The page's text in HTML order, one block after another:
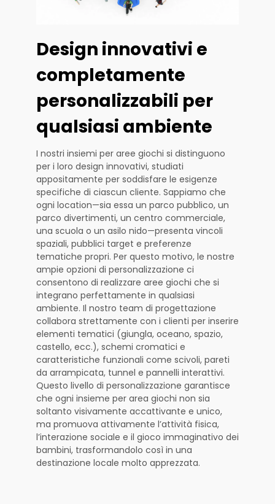
Design innovativi e
completamente
personalizzabili per
qualsiasi ambiente
I nostri insiemi per aree giochi si distinguono
per i loro design innovativi, studiati
appositamente per soddisfare le esigenze
specifiche di ciascun cliente. Sappiamo che
ogni location—sia essa un parco pubblico, un
parco divertimenti, un centro commerciale,
una scuola o un asilo nido—presenta vincoli
spaziali, pubblici target e preferenze
tematiche propri. Per questo motivo, le nostre
ampie opzioni di personalizzazione ci
consentono di realizzare aree giochi che si
integrano perfettamente in qualsiasi
ambiente. Il nostro team di progettazione
collabora strettamente con i clienti per inserire
elementi tematici (giungla, oceano, spazio,
castello, ecc.), schemi cromatici e
caratteristiche funzionali come scivoli, pareti
da arrampicata, tunnel e pannelli interattivi.
Questo livello di personalizzazione garantisce
che ogni insieme per area giochi non sia
soltanto visivamente accattivante e unico,
ma promuova attivamente l’attività fisica,
l’interazione sociale e il gioco immaginativo dei
bambini, trasformandolo così in una
destinazione locale molto apprezzata.